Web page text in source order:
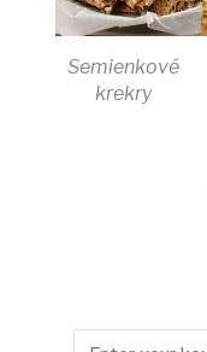
Semienkové
krekry